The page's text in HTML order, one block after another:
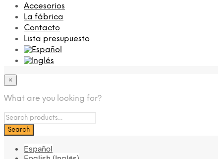
Accesorios
La fábrica
Contacto
Lista presupuesto
×
What are you looking for?
Español